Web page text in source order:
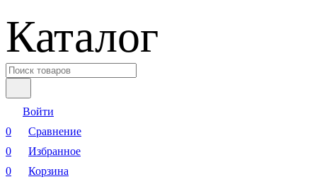
Каталог
Войти
0
Сравнение
0
Избранное
0
Корзина